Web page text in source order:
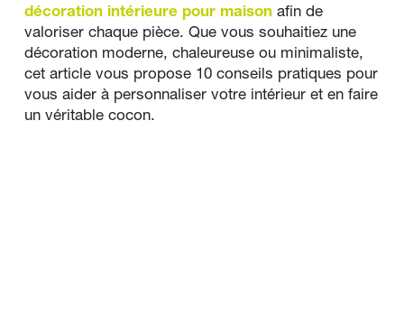
décoration intérieure pour maison afin de
valoriser chaque pièce. Que vous souhaitiez une
décoration moderne, chaleureuse ou minimaliste,
cet article vous propose 10 conseils pratiques pour
vous aider à personnaliser votre intérieur et en faire
un véritable cocon.